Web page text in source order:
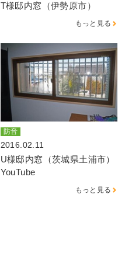
T様邸内窓（伊勢原市）
もっと見る
防音
2016.02.11
U様邸内窓（茨城県土浦市）
YouTube
もっと見る